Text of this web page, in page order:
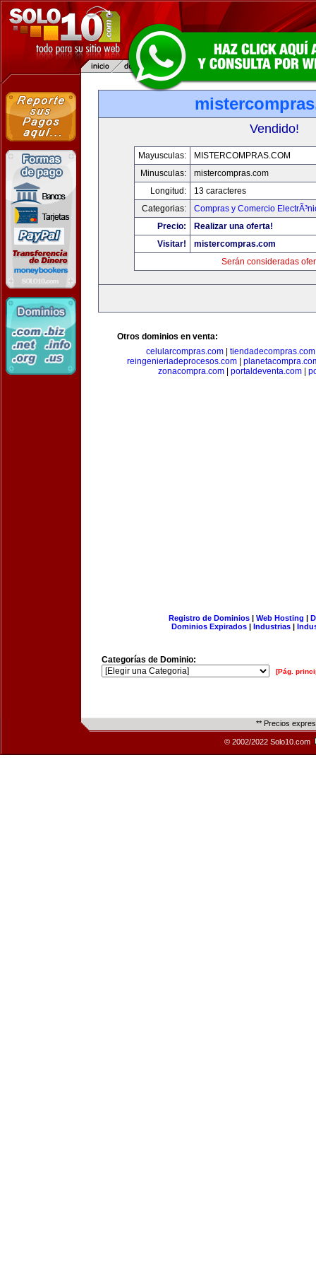
Vendido!
Mayusculas:
MISTERCOMPRAS.COM
Minusculas:
mistercompras.com
Longitud:
13 caracteres
Categorias:
Compras y Comercio
Precio:
Realizar una oferta!
Visitar!
mistercompras.com
Serán consideradas
Otros dominios en venta:
celularcompras.com| tiendadecompras.com
reingenieriadeprocesos.com|
zonacompra.com| portaldeventa.com|
Registro de Dominios| Web Hosting |
Dominios Expirados | Industrias |
Categorías de Dominio:
[Pág.
** Precios
© 2002/2022 Solo10.com